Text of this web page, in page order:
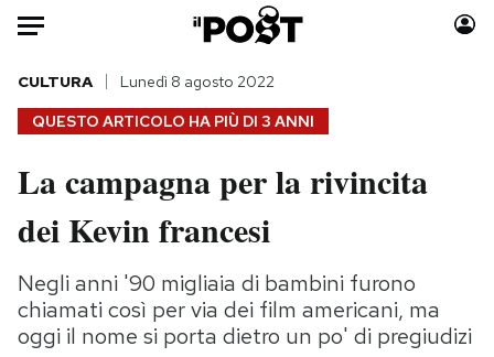
Auto
HOME
Italia
Politica
Tecnologia
Internet
Scienza
Moda
Storie/Idee
Ok Boomer!
Media
QUESTO ARTICOLO HA PIÙ DI 3 ANNI
CULTURA Lunedì 8 agosto 2022
La campagna per la rivincita
dei Kevin francesi
Negli anni '90 migliaia di bambini furono
chiamati così per via dei film americani, ma
oggi il nome si porta dietro un po' di pregiudizi